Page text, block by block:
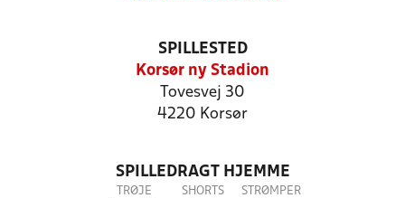
SPILLESTED
Korsør ny Stadion
Tovesvej 30
4220 Korsør
SPILLEDRAGT HJEMME
TRØJE SHORTS STRØMPER